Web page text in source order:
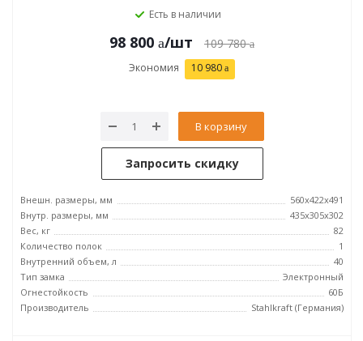
Есть в наличии
98 800 /шт 109 780
Экономия 10 980
В корзину
Запросить скидку
Внешн. размеры, мм
560x422x491
Внутр. размеры, мм
435x305x302
Вес, кг
82
Количество полок
1
Внутренний объем, л
40
Тип замка
Электронный
Огнестойкость
60Б
Производитель
Stahlkraft (Германия)